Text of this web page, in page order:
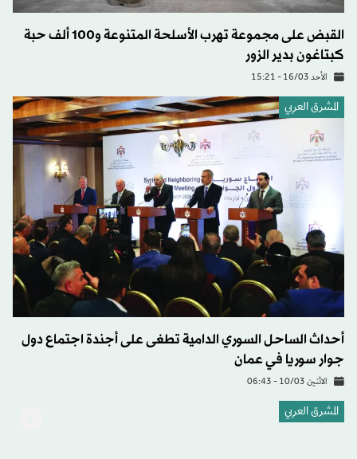
القبض على مجموعة تهرب الأسلحة المتنوعة و100 ألف حبة
كبتاغون بدير الزور
الأحد 16/03 - 15:21
المشرق العربي
أحداث الساحل السوري الدامية تطغى على أجندة اجتماع دول
جوار سوريا في عمان
الاثنين 10/03 - 06:43
المشرق العربي